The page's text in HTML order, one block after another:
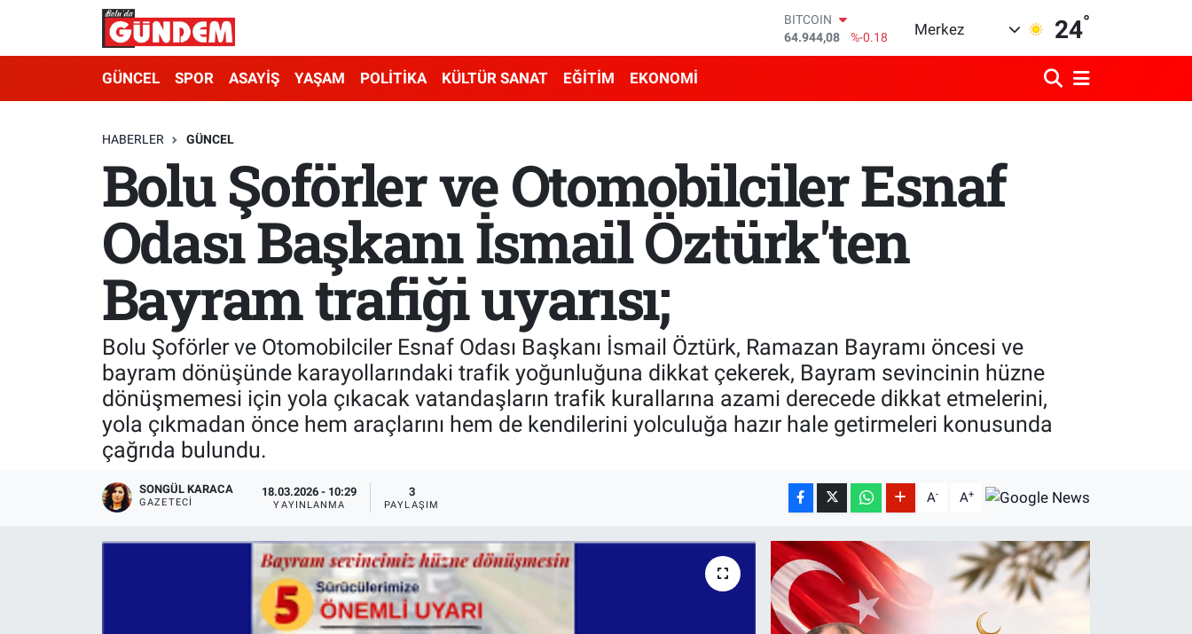
DOLAR
47,7436
%0.18
EURO
BİST100
13.779
%-14
Merkez 24°
GÜNCEL SPOR ASAYİŞ YAŞAM POLİTİKA KÜLTÜR SANAT EĞİTİM EKONOMİ
HABERLER GÜNCEL
Bolu Şoförler ve Otomobilciler Esnaf
Odası Başkanı İsmail Öztürk'ten
Bayram trafiği uyarısı;
Bolu Şoförler ve Otomobilciler Esnaf Odası Başkanı İsmail Öztürk, Ramazan Bayramı öncesi ve
bayram dönüşünde karayollarındaki trafik yoğunluğuna dikkat çekerek, Bayram sevincinin hüzne
dönüşmemesi için yola çıkacak vatandaşların trafik kurallarına azami derecede dikkat etmelerini,
yola çıkmadan önce hem araçlarını hem de kendilerini yolculuğa hazır hale getirmeleri konusunda
çağrıda bulundu.
SONGÜL KARACA
GAZETECI
18.03.2026 - 10:29
YAYINLANMA
3
PAYLAŞIM A- A+
Merkez Nöbetçi Eczaneler
Süper Lig Puan Durumu ve Fikstür
Tüm Manşetler
Son Dakika Haberleri
Haber Arşivi